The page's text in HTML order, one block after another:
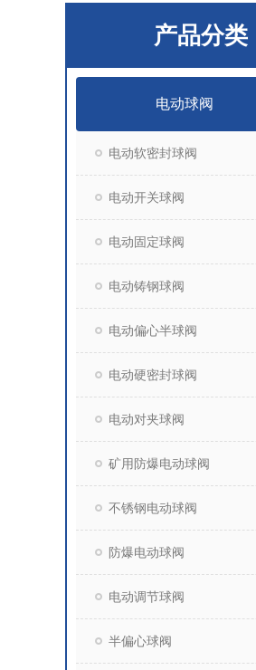
产品分类
电动球阀
电动软密封球阀
电动开关球阀
电动固定球阀
电动铸钢球阀
电动偏心半球阀
电动硬密封球阀
电动对夹球阀
矿用防爆电动球阀
不锈钢电动球阀
防爆电动球阀
电动调节球阀
半偏心球阀